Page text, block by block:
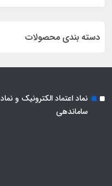
دسته بندی محصولات
نماد اعتماد الکترونیک و نماد
ساماندهی